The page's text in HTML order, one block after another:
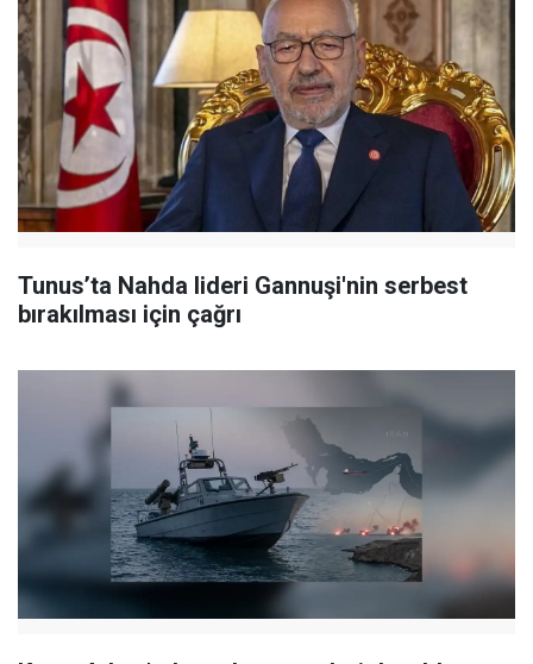
Tunus’ta Nahda lideri Gannuşi'nin serbest
bırakılması için çağrı